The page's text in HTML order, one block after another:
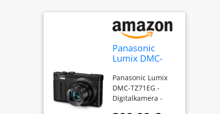
Panasonic
Lumix DMC-
Photo
Numériques
12.8 Mpix
Panasonic Lumix
DMC-TZ71EG -
Digitalkamera -